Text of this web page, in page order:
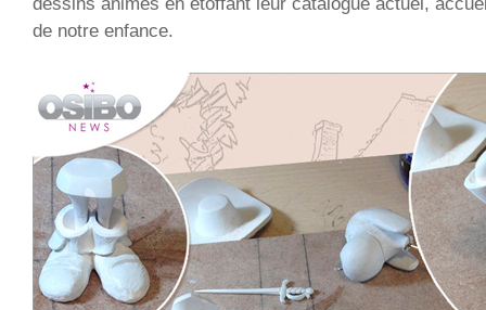
de notre enfance.